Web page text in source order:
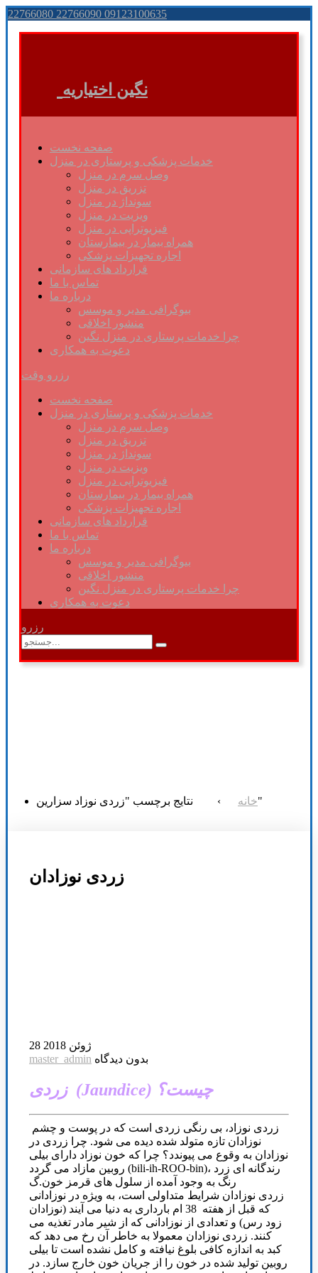
22766080 22766090 09123100635
نگین اختیاریه
صفحه نخست
خدمات پزشکی و پرستاری در منزل
وصل سرم در منزل
تزریق در منزل
سونداژ در منزل
ویزیت در منزل
فیزیوتراپی در منزل
همراه بیمار در بیمارستان
اجاره تجهیزات پزشکی
قرارداد های سازمانی
تماس با ما
درباره ما
بیوگرافی مدیر و موسس
منشور اخلاقی
چرا خدمات پرستاری در منزل نگین
دعوت به همکاری
رزرو وقت
صفحه نخست
خدمات پزشکی و پرستاری در منزل
وصل سرم در منزل
تزریق در منزل
سونداژ در منزل
ویزیت در منزل
فیزیوتراپی در منزل
همراه بیمار در بیمارستان
اجاره تجهیزات پزشکی
قرارداد های سازمانی
تماس با ما
درباره ما
بیوگرافی مدیر و موسس
منشور اخلاقی
چرا خدمات پرستاری در منزل نگین
دعوت به همکاری
رزرو
خانه › نتایج برچسب "زردی نوزاد سزارین"
زردی نوزادان
28 ژوئن 2018
master_admin بدون دیدگاه
زردی (Jaundice) چیست؟
نوزادان تازه متولد شده دیده می شود. چرا زردی در
نوزادان به وقوع می پیوندد؟ چرا که خون نوزاد دارای بیلی
روبین مازاد می گردد (bili-ih-ROO-bin)، رندگانه ای زرد
رنگ به وجود آمده از سلول های قرمز خون.گ
زردی نوزادان شرایط متداولی است، به ویژه در نوزادانی
که قبل از هفته 38 ام بارداری به دنیا می آیند (نوزادان
زود رس) و تعدادی از نوزادانی که از شیر مادر تغذیه می
کنند. زردی نوزادان معمولا به خاطر آن رخ می دهد که
کبد به اندازه کافی بلوغ نیافته و کامل نشده است تا بیلی
روبین تولید شده در خون را از جریان خون خارج سازد. در